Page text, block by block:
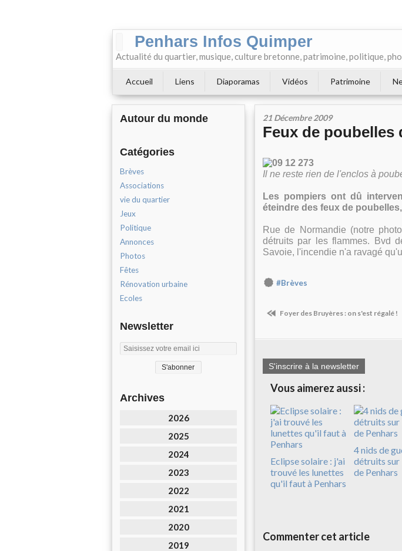
Penhars Infos Quimper
Actualité du quartier, musique, culture bretonne, patrimoine, politique,
Accueil Liens Diaporamas Vidéos Patrimoine
Autour du monde
Catégories
Brèves
Associations
vie du quartier
Jeux
Politique
Annonces
Photos
Fêtes
Rénovation urbaine
Ecoles
Newsletter
Archives
2026
2025
2024
2023
2022
2021
2020
2019
21 Décembre 2009
Feux de poubelles
Il ne reste rien de l'enclos à
Les pompiers ont dû
éteindre des feux de
Rue de Normandie (notre
détruits par les flammes. Bvd
Savoie, l'incendie n'a ravagé
#Brèves
Foyer des Bruyères : on s'est régalé !
S'inscrire à la newsletter
Vous aimerez aussi :
Eclipse solaire : j'ai
trouvé les lunettes
qu'il faut à Penhars
4 nids de
détruits sur
de Penhars
Commenter cet article